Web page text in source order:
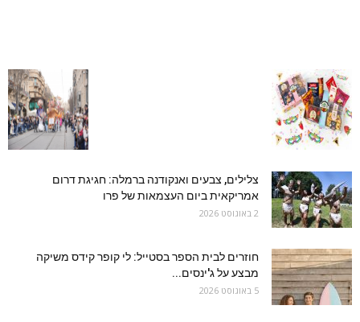
צלילים, צבעים ואנקודנה ברמלה: חגיגת דרום
אמריקאית ביום העצמאות של פרו
2 באוגוסט 2026
חוזרים לבית הספר בסטייל: לי קופר קידס משיקה
מבצע על ג'ינסים...
5 באוגוסט 2026